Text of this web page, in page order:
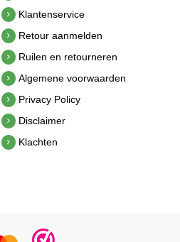
Klantenservice
Retour aanmelden
Ruilen en retourneren
Algemene voorwaarden
Privacy Policy
Disclaimer
Klachten